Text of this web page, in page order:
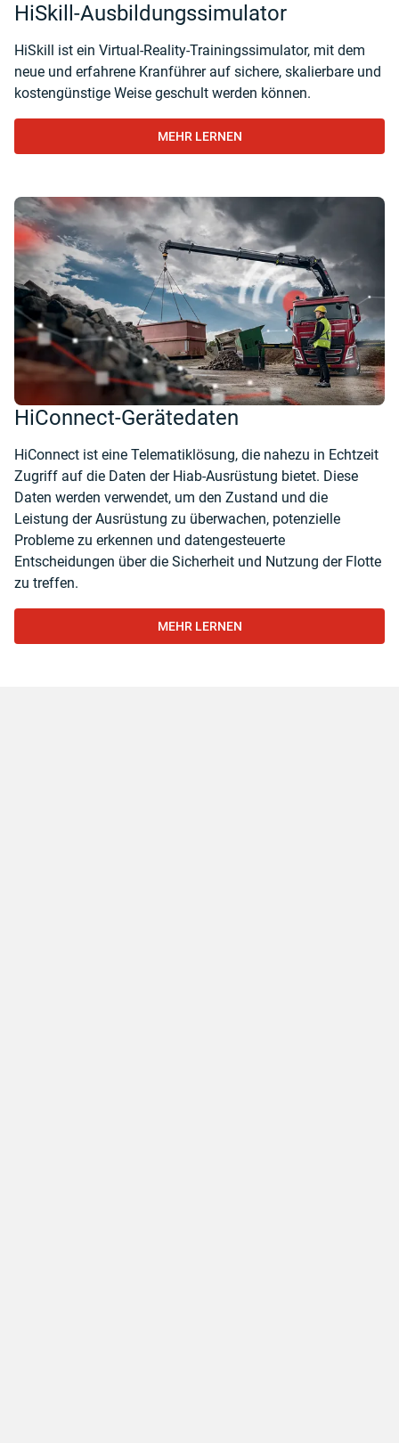
HiSkill-Ausbildungssimulator
HiSkill ist ein Virtual-Reality-Trainingssimulator, mit dem
neue und erfahrene Kranführer auf sichere, skalierbare und
kostengünstige Weise geschult werden können.
MEHR LERNEN
HiConnect-Gerätedaten
HiConnect ist eine Telematiklösung, die nahezu in Echtzeit
Zugriff auf die Daten der Hiab-Ausrüstung bietet. Diese
Daten werden verwendet, um den Zustand und die
Leistung der Ausrüstung zu überwachen, potenzielle
Probleme zu erkennen und datengesteuerte
Entscheidungen über die Sicherheit und Nutzung der Flotte
zu treffen.
MEHR LERNEN